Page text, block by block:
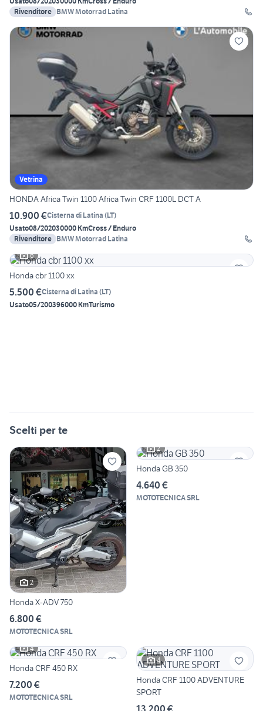
Rivenditore BMW Motorrad Latina
Vetrina
HONDA Africa Twin 1100 Africa Twin CRF 1100L DCT A
10.900 €Cisterna di Latina (LT)
Usato08/202030000 KmCross / Enduro
Rivenditore BMW Motorrad Latina
6
Honda cbr 1100 xx
5.500 €Cisterna di Latina (LT)
Usato05/200396000 KmTurismo
Scelti per te
2
Honda X-ADV 750
6.800 €
MOTOTECNICA SRL
2
Honda GB 350
4.640 €
MOTOTECNICA SRL
4
Honda CRF 450 RX
7.200 €
MOTOTECNICA SRL
4
Honda CRF 1100 ADVENTURE
SPORT